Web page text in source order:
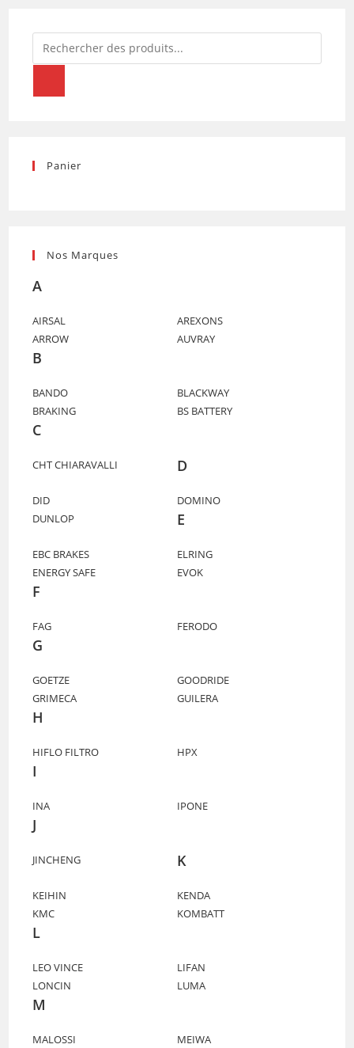
Recherche
de
Panier
Nos Marques
A
AIRSAL
AREXONS
ARROW
AUVRAY
B
BANDO
BLACKWAY
BRAKING
BS BATTERY
C
CHT CHIARAVALLI D
DID
DOMINO
DUNLOP
E
EBC BRAKES
ELRING
ENERGY SAFE
EVOK
F
FAG FERODO
G
GOETZE
GOODRIDE
GRIMECA
GUILERA
H
HIFLO FILTRO HPX
I
INA IPONE
J
JINCHENG K
KEIHIN
KENDA
KMC
KOMBATT
L
LEO VINCE
LIFAN
LONCIN
LUMA
M
MALOSSI
MEIWA